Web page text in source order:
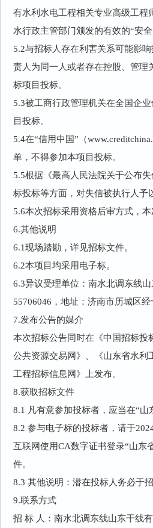
有水利水电工程相关专业高级工程
水行政主管部门颁发的有效的“安
5.2与招标人存在利害关系可能影
责人为同一人或者存在控股、管理
标项目投标。
5.3被工商行政管理机关在全国企
目投标。
5.4在“信用中国”（
单，不得参加本项目投标。
5.5根据《最高人民法院关于公布
标投标等方面，对失信被执行人予
5.6本次招标采用资格后审方式，本
6.其他说明
6.1现场踏勘，详见招标文件。
6.2本项目均采用电子标。
6.3异议受理单位：南水北调东线
55706046，地址：济南市历城区经
7.发布公告的媒介
本次招标公告同时在《中国招标投
公共资源交易网》、《山东省水利
工程招标信息网》上发布。
8.获取招标文件
8.1 凡有意参加投标者，应当在“
8.2 参与电子标的投标者，请于
互联网使用CA数字证书登录“山东
件。
8.3 其他说明：潜在投标人务必于
9.联系方式
招 标 人：南水北调东线山东干线